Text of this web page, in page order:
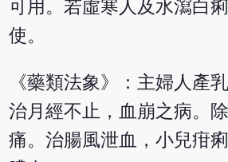
可用。若虛寒人及水瀉白
使。
《藥類法象》：主婦人產
治月經不止，血崩之病。
痛。治腸風泄血，小兒疳